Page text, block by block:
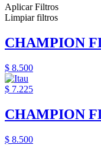
Aplicar Filtros
Limpiar filtros
CHAMPION
$ 8.500
$ 7.225
CHAMPION
$ 8.500